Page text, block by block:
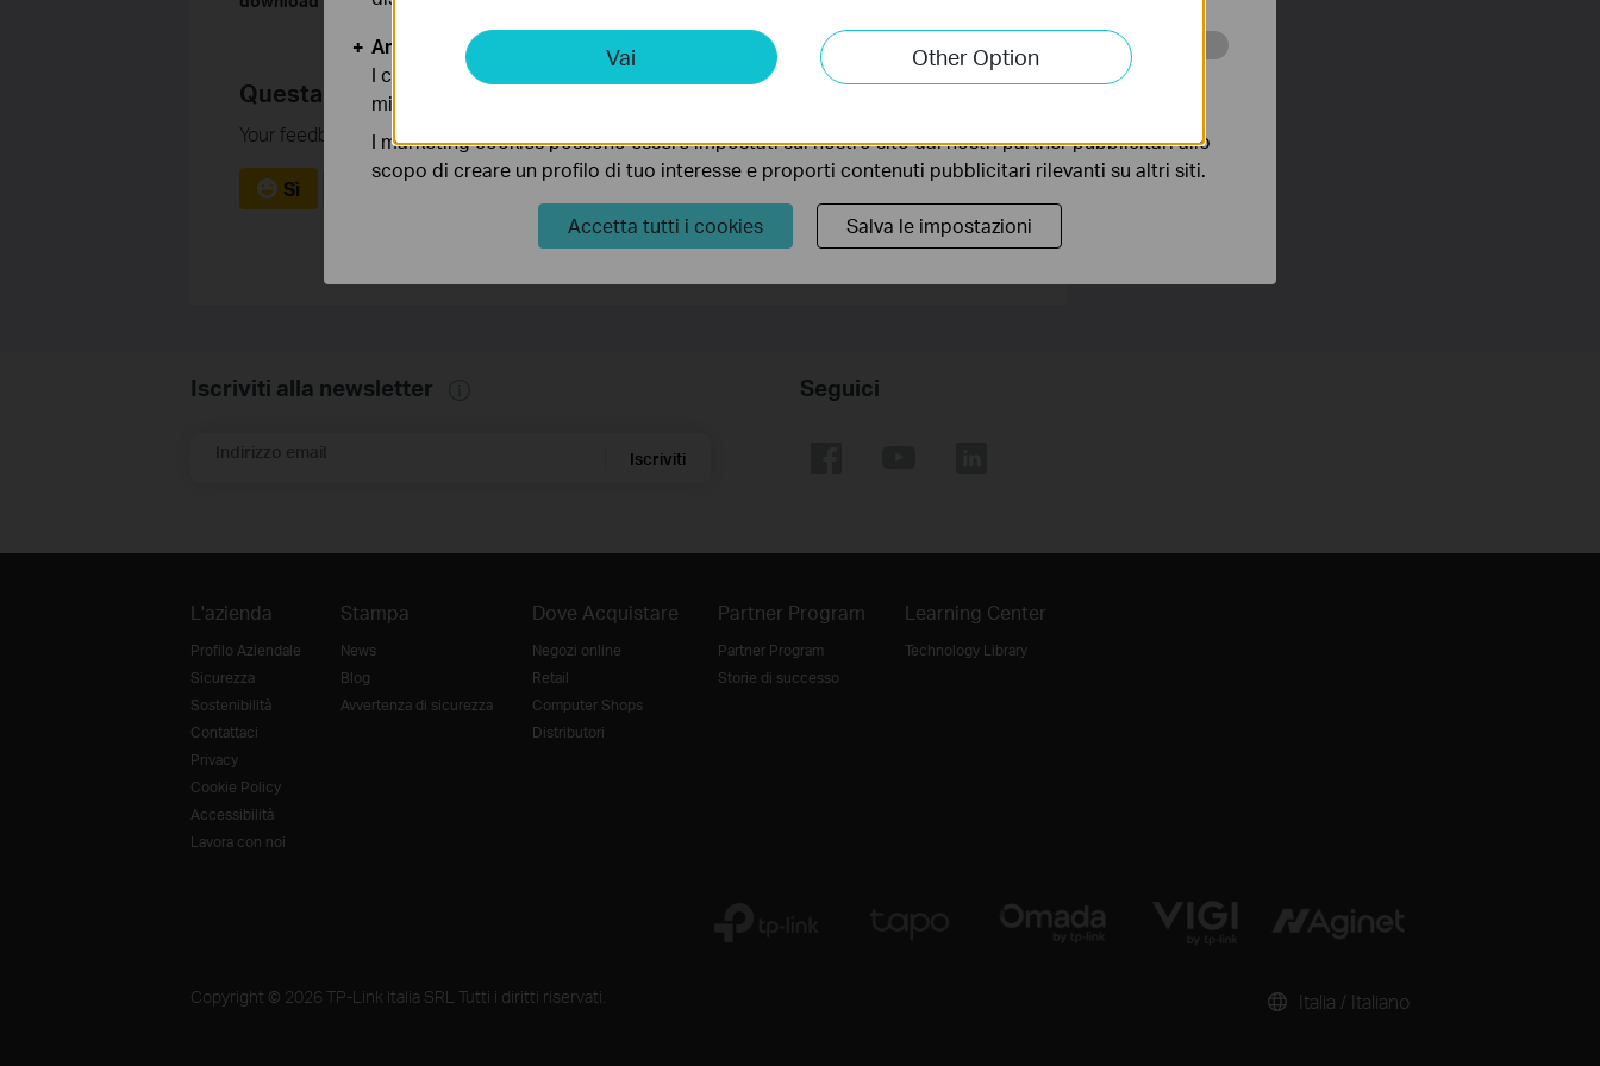
Questa faq è utile?
Your feedback helps improve this site.
Sì
Iscriviti alla newsletter
Indirizzo email Iscriviti
Seguici
L'azienda
Profilo Aziendale
Sicurezza
Sostenibilità
Contattaci
Privacy
Cookie Policy
Accessibilità
Lavora con noi
Stampa
News
Blog
Avvertenza di sicurezza
Dove Acquistare
Negozi online
Retail
Computer Shops
Distributori
Partner Program
Partner Program
Storie di successo
Learning Center
Technology Library
Copyright © 2026 TP-Link Italia SRL Tutti i diritti riservati. Italia / Italiano
Vai Other Option
Analytics e Marketing Cookies
I cookies analitici ci permettono di analizzare le tue attività sul nostro sito allo scopo di
migliorarne le funzionalità.
I marketing cookies possono essere impostati sul nostro sito dai nostri partner pubblicitari allo
scopo di creare un profilo di tuo interesse e proporti contenuti pubblicitari rilevanti su altri siti.
Accetta tutti i cookies Salva le impostazioni